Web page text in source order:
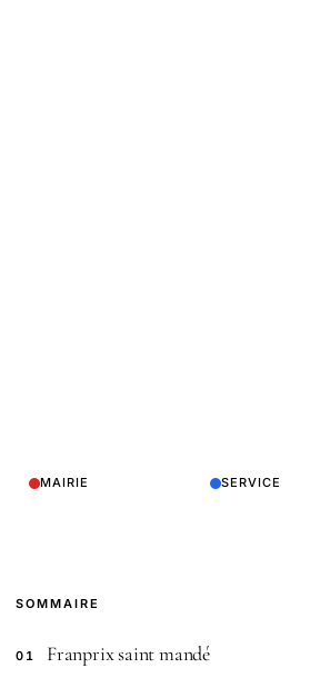
MAIRIE SERVICE
SOMMAIRE
01 Franprix saint mandé